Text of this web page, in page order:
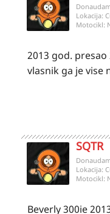
Lokacija:
Motocikl:
2013 god.
vlasnik ga je vise
SQTR
Lokacija:
Motocikl:
Beverly 300ie